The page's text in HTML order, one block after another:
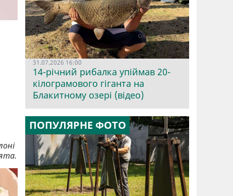
31.07.2026 16:00
14-річний рибалка упіймав 20-
кілограмового гіганта на
Блакитному озері (відео)
ПОПУЛЯРНЕ ФОТО